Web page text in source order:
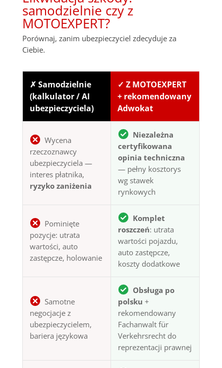
samodzielnie czy z
MOTOEXPERT?
Porównaj, zanim ubezpieczyciel zdecyduje za
Ciebie.
✗ Samodzielnie
(kalkulator / AI
ubezpieczyciela)
✓ Z MOTOEXPERT
+ rekomendowany
Adwokat
Wycena
rzeczoznawcy
ubezpieczyciela —
interes płatnika,
ryzyko zaniżenia
Niezależna
certyfikowana
opinia techniczna
— pełny kosztorys
wg stawek
rynkowych
Pominięte
pozycje: utrata
wartości, auto
zastępcze, holowanie
Komplet
roszczeń: utrata
wartości pojazdu,
auto zastępcze,
koszty dodatkowe
Samotne
negocjacje z
ubezpieczycielem,
bariera językowa
Obsługa po
polsku +
rekomendowany
Fachanwalt für
Verkehrsrecht do
reprezentacji prawnej